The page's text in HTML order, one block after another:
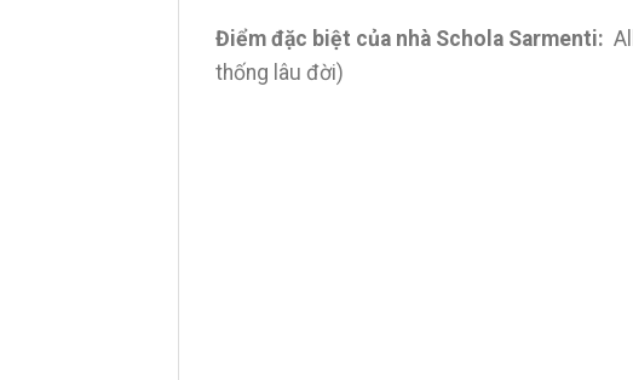
Điểm đặc biệt của nhà Schola Sarmenti:
thống lâu đời)